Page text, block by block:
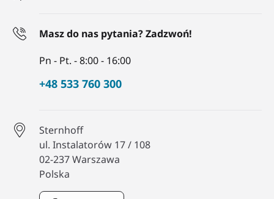
Masz do nas pytania? Zadzwoń!
Pn - Pt. - 8:00 - 16:00
+48 533 760 300
Sternhoff
ul. Instalatorów 17 / 108
02-237 Warszawa
Polska